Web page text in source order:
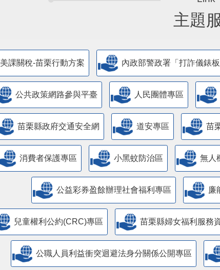
主題
美課關稅-苗栗行動方案 內政部警政署「打詐儀錶板
公共政策網路參與平臺 人民團體專區
苗栗縣政府交通安全網 道安專區 苗
消費者保護專區 小黑蚊防治區 無人
公益彩券盈餘辦理社會福利專區 廉
兒童權利公約(CRC)專區 苗栗縣婦女福利服務
公職人員利益衝突迴避法身分關係公開專區